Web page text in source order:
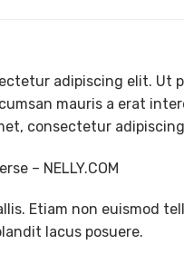
adipiscing elit. Ut
mauris a erat
consectetur
– NELLY.COM
Etiam non euismod
lacus posuere.